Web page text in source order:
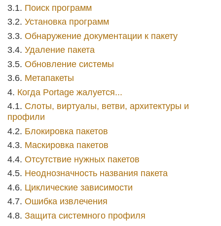
Поиск программ
Установка программ
Обнаружение документации к пакету
Удаление пакета
Обновление системы
Метапакеты
Когда Portage жалуется...
Слоты, виртуалы, ветви, архитектуры и
профили
Блокировка пакетов
Маскировка пакетов
Отсутствие нужных пакетов
Неоднозначность названия пакета
Циклические зависимости
Ошибка извлечения
Защита системного профиля